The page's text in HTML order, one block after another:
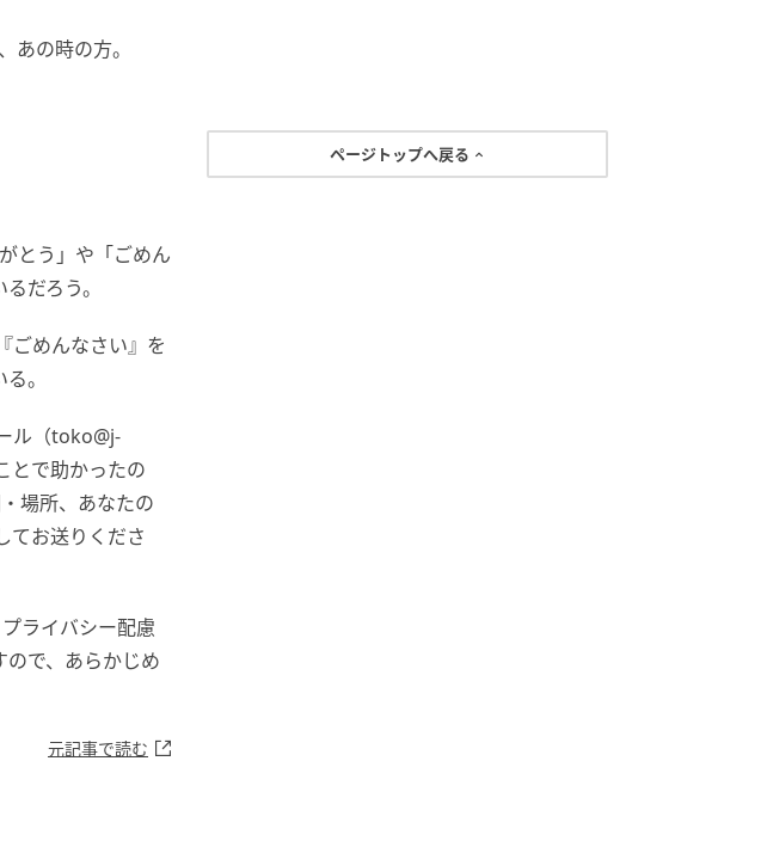
の時の方。
とう」や「ごめん
だろう。
ごめんなさい』を
。
ル（toko@j-
とで助かったの
場所、あなたの
てお送りくださ
ライバシー配慮
で、あらかじめ
元記事で読む
ページトップへ戻る